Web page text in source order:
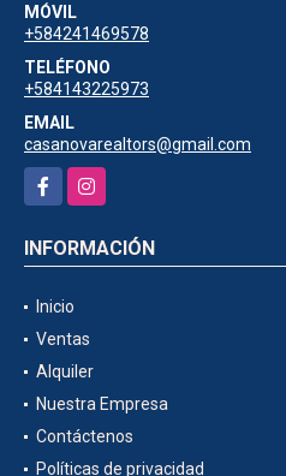
MÓVIL
+584241469578
TELÉFONO
+584143225973
EMAIL
casanovarealtors@gmail.com
FacebookInstagram
INFORMACIÓN
Inicio
Ventas
Alquiler
Nuestra Empresa
Contáctenos
Políticas de privacidad